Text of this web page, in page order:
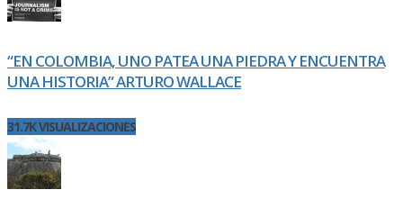
“EN COLOMBIA, UNO PATEA UNA PIEDRA Y ENCUENTRA
UNA HISTORIA” ARTURO WALLACE
31.7K VISUALIZACIONES